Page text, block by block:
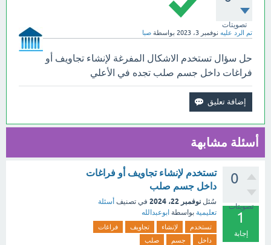
تصويتات
تم الرد عليه نوفمبر 3، 2023 بواسطة صبا
حل سؤال تستخدم الاشكال المفرغة لإنشاء تجاويف أو
فراغات داخل جسم صلب تجده في الأعلي
أسئلة مشابهة
0
تصويتات
1
إجابة
تستخدم لإنشاء تجاويف أو فراغات
داخل جسم صلب
سُئل نوفمبر 22، 2024 في تصنيف أسئلة
تعليمية بواسطة ابوعبدالله
تستخدم لإنشاء تجاويف
فراغات
داخل
جسم صلب